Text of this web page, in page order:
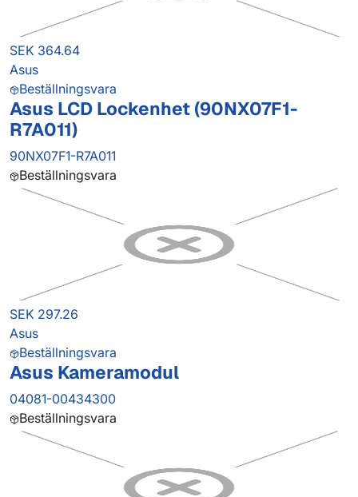
SEK 364.64
Asus
Beställningsvara
Asus LCD Lockenhet (90NX07F1-
R7A011)
90NX07F1-R7A011
Beställningsvara
SEK 297.26
Asus
Beställningsvara
Asus Kameramodul
04081-00434300
Beställningsvara